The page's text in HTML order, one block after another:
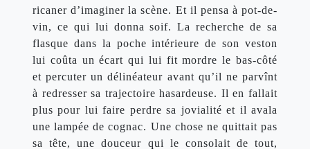
ricaner d’imaginer la scène. Et il pensa à pot-de-
vin, ce qui lui donna soif. La recherche de sa
flasque dans la poche intérieure de son veston
lui coûta un écart qui lui fit mordre le bas-côté
et percuter un délinéateur avant qu’il ne parvînt
à redresser sa trajectoire hasardeuse. Il en fallait
plus pour lui faire perdre sa jovialité et il avala
une lampée de cognac. Une chose ne quittait pas
sa tête, une douceur qui le consolait de tout,